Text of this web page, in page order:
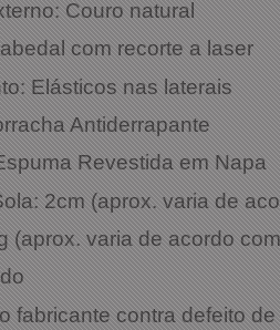
Couro natural
com recorte a laser
Elásticos nas laterais
Antiderrapante
Revestida em Napa
2cm (aprox. varia de
(aprox. varia de acordo
fabricante contra defeito